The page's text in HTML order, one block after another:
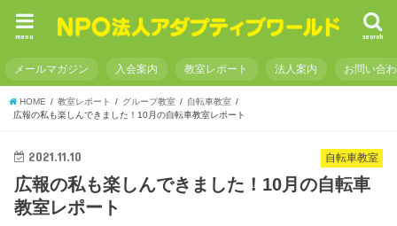
search
menu
メールマガジン 入会案内 教室レポート 法人案内 お問い合
HOME 教室レポート グループ教室
自転車教室
広報の私も楽しんできました！10月の自転車教室レポート
自転車教室
2021.11.10
広報の私も楽しんできました！10月の自転車
教室レポート